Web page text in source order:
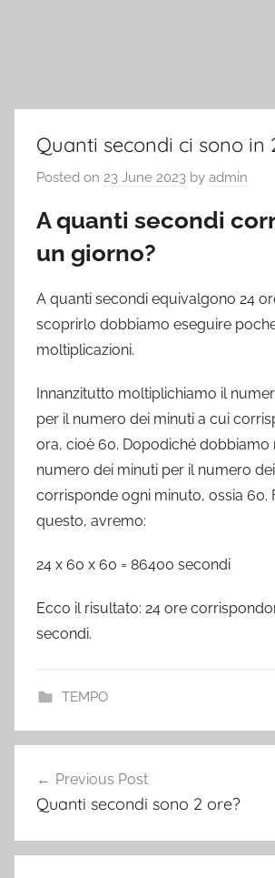
Quanti secondi ci sono in
Posted on 23 June 2023 by admin
A quanti secondi
un giorno?
A quanti secondi equivalgono 24
scoprirlo dobbiamo eseguire
moltiplicazioni.
Innanzitutto moltiplichiamo il
per il numero dei minuti a cui
ora, cioè 60. Dopodiché dobbiamo
numero dei minuti per il numero
corrisponde ogni minuto, ossia 60.
questo, avremo:
24 x 60 x 60 = 86400 secondi
Ecco il risultato: 24 ore
secondi.
TEMPO
navigation
Previous Post
Quanti secondi sono 2 ore?